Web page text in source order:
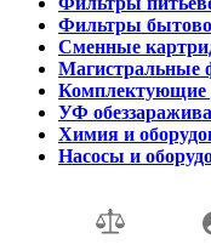
Фильтры
Сменные
Магистральные
Комплектующие
УФ
Химия и
Насосы и